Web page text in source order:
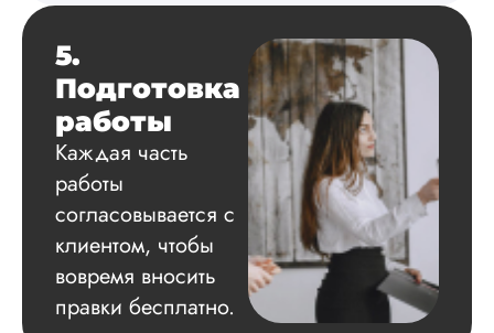
Вид работы:
Дата:
2024-04-29
Магистерскую
диссертацию по
философии
на твердую 5.
Грамотно
структуру, список
литературы,
приложения,
поставили ссылки
все
литературные
5.
Подготовка
работы
Каждая часть
работы
согласовывается с
клиентом, чтобы
вовремя вносить
правки бесплатно.